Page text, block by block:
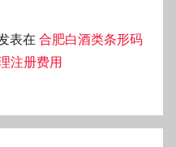
表在 合肥白酒类条形码
注册费用